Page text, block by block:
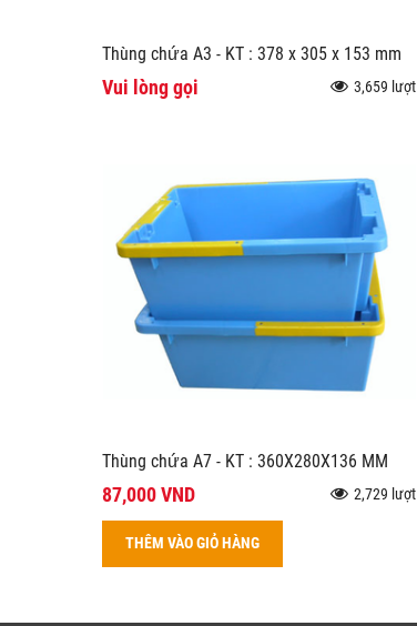
Thùng chứa A3 - KT : 378 x 305 x 153 mm
Vui lòng gọi 3,659 lượt
Thùng chứa A7 - KT : 360X280X136 MM
87,000 VND 2,729 lượt
THÊM VÀO GIỎ HÀNG